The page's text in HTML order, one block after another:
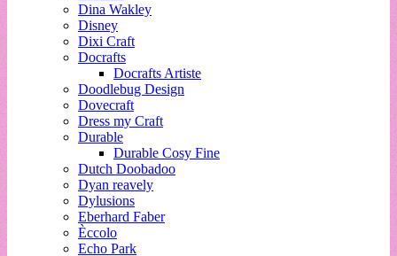
Dina Wakley
Disney
Dixi Craft
Docrafts
Docrafts Artiste
Doodlebug Design
Dovecraft
Dress my Craft
Durable
Durable Cosy Fine
Dutch Doobadoo
Dyan reavely
Dylusions
Eberhard Faber
Èccolo
Echo Park